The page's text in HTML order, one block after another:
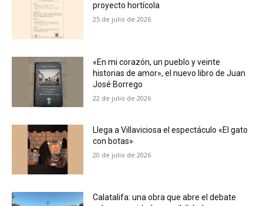
proyecto hortícola
25 de julio de 2026
«En mi corazón, un pueblo y veinte
historias de amor», el nuevo libro de Juan
José Borrego
22 de julio de 2026
Llega a Villaviciosa el espectáculo «El gato
con botas»
20 de julio de 2026
Calatalifa: una obra que abre el debate